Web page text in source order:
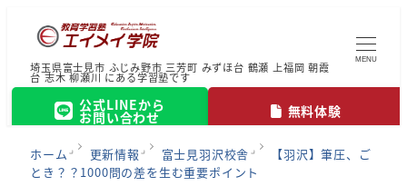
埼玉県富士見市 ふじみ野市 三芳町 みずほ台 鶴瀬 上福岡 朝霞
台 志木 柳瀬川 にある学習塾です
公式LINEから
お問い合わせ 無料体験
MENU
ホーム 更新情報 富士見羽沢校舎
【羽沢】筆圧、ご
とき？？1000問の差を生む重要ポイント